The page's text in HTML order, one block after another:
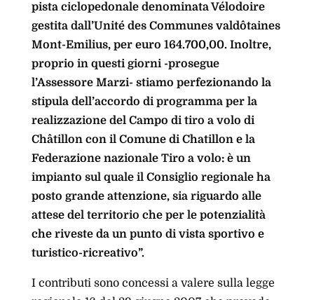
pista ciclopedonale denominata Vélodoire
gestita dall’Unité des Communes valdôtaines
Mont-Emilius, per euro 164.700,00. Inoltre,
proprio in questi giorni -prosegue
l’Assessore Marzi- stiamo perfezionando la
stipula dell’accordo di programma per la
realizzazione del Campo di tiro a volo di
Châtillon con il Comune di Chatillon e la
Federazione nazionale Tiro a volo: è un
impianto sul quale il Consiglio regionale ha
posto grande attenzione, sia riguardo alle
attese del territorio che per le potenzialità
che riveste da un punto di vista sportivo e
turistico-ricreativo”.
I contributi sono concessi a valere sulla legge